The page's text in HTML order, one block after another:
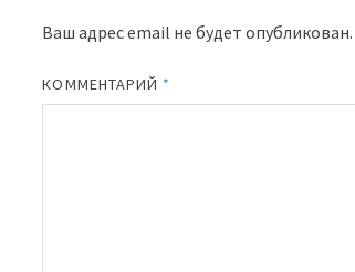
Ваш адрес email не будет опубликован.
КОММЕНТАРИЙ *